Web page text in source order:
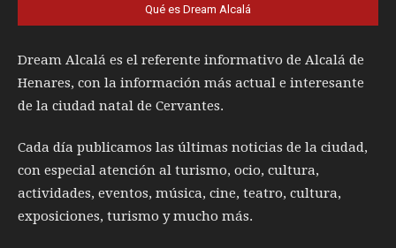
Qué es Dream Alcalá
Dream Alcalá es el referente informativo de Alcalá de
Henares, con la información más actual e interesante
de la ciudad natal de Cervantes.
Cada día publicamos las últimas noticias de la ciudad,
con especial atención al turismo, ocio, cultura,
actividades, eventos, música, cine, teatro, cultura,
exposiciones, turismo y mucho más.